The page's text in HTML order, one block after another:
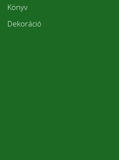
Könyv
Dekoráció